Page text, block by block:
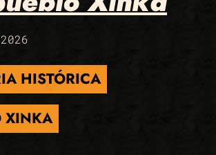
HISTÓRICA
XINKA